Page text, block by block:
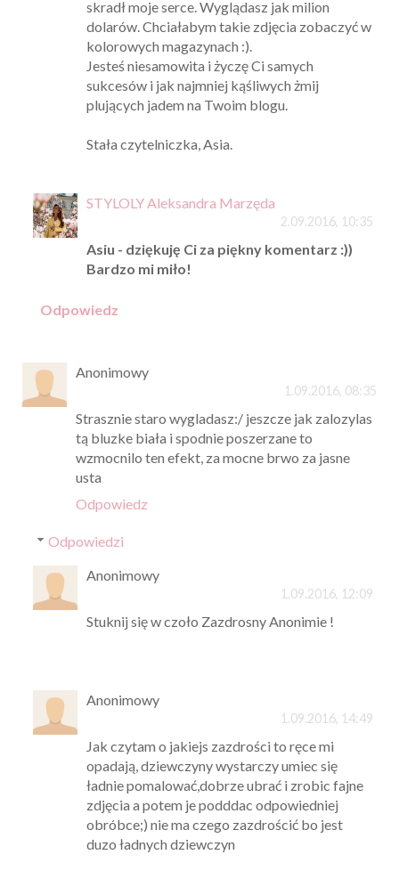
skradł moje serce. Wyglądasz jak milion
dolarów. Chciałabym takie zdjęcia zobaczyć w
kolorowych magazynach :).
Jesteś niesamowita i życzę Ci samych
sukcesów i jak najmniej kąśliwych żmij
plujących jadem na Twoim blogu.
Stała czytelniczka, Asia.
STYLOLY Aleksandra Marzęda
2.09.2016, 10:35
Asiu - dziękuję Ci za piękny komentarz :))
Bardzo mi miło!
Odpowiedz
Anonimowy
1.09.2016, 08:35
Strasznie staro wygladasz:/ jeszcze jak zalozylas
tą bluzke biała i spodnie poszerzane to
wzmocnilo ten efekt, za mocne brwo za jasne
usta
Odpowiedz
Odpowiedzi
Anonimowy
1.09.2016, 12:09
Stuknij się w czoło Zazdrosny Anonimie !
Anonimowy
1.09.2016, 14:49
Jak czytam o jakiejs zazdrości to ręce mi
opadają, dziewczyny wystarczy umiec się
ładnie pomalować,dobrze ubrać i zrobic fajne
zdjęcia a potem je podddac odpowiedniej
obróbce;) nie ma czego zazdrościć bo jest
duzo ładnych dziewczyn